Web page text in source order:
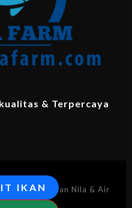
& Terpercaya
Bibit Ikan Nila & Air
IKAN